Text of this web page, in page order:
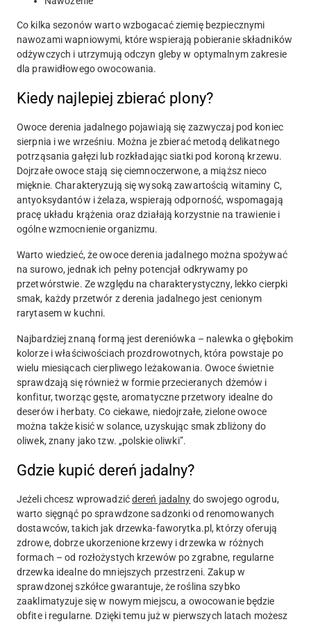
Co kilka sezonów warto wzbogacać ziemię bezpiecznymi
nawozami wapniowymi, które wspierają pobieranie składników
odżywczych i utrzymują odczyn gleby w optymalnym zakresie
dla prawidłowego owocowania.
Kiedy najlepiej zbierać plony?
Owoce derenia jadalnego pojawiają się zazwyczaj pod koniec
sierpnia i we wrześniu. Można je zbierać metodą delikatnego
potrząsania gałęzi lub rozkładając siatki pod koroną krzewu.
Dojrzałe owoce stają się ciemnoczerwone, a miąższ nieco
mięknie. Charakteryzują się wysoką zawartością witaminy C,
antyoksydantów i żelaza, wspierają odporność, wspomagają
pracę układu krążenia oraz działają korzystnie na trawienie i
ogólne wzmocnienie organizmu.
Warto wiedzieć, że owoce derenia jadalnego można spożywać
na surowo, jednak ich pełny potencjał odkrywamy po
przetwórstwie. Ze względu na charakterystyczny, lekko cierpki
smak, każdy przetwór z derenia jadalnego jest cenionym
rarytasem w kuchni.
Najbardziej znaną formą jest dereniówka – nalewka o głębokim
kolorze i właściwościach prozdrowotnych, która powstaje po
wielu miesiącach cierpliwego leżakowania. Owoce świetnie
sprawdzają się również w formie przecieranych dżemów i
konfitur, tworząc gęste, aromatyczne przetwory idealne do
deserów i herbaty. Co ciekawe, niedojrzałe, zielone owoce
można także kisić w solance, uzyskując smak zbliżony do
oliwek, znany jako tzw. „polskie oliwki”.
Gdzie kupić dereń jadalny?
Jeżeli chcesz wprowadzićdereń jadalny do swojego ogrodu,
warto sięgnąć po sprawdzone sadzonki od renomowanych
dostawców, takich jak drzewka-faworytka.pl, którzy oferują
zdrowe, dobrze ukorzenione krzewy i drzewka w różnych
formach – od rozłożystych krzewów po zgrabne, regularne
drzewka idealne do mniejszych przestrzeni. Zakup w
sprawdzonej szkółce gwarantuje, że roślina szybko
zaaklimatyzuje się w nowym miejscu, a owocowanie będzie
obfite i regularne. Dzięki temu już w pierwszych latach możesz